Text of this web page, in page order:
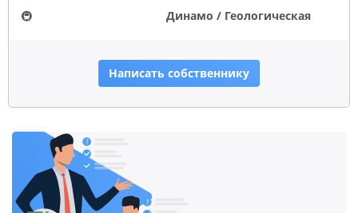
🚇
Динамо / Геологическая
Написать собственнику